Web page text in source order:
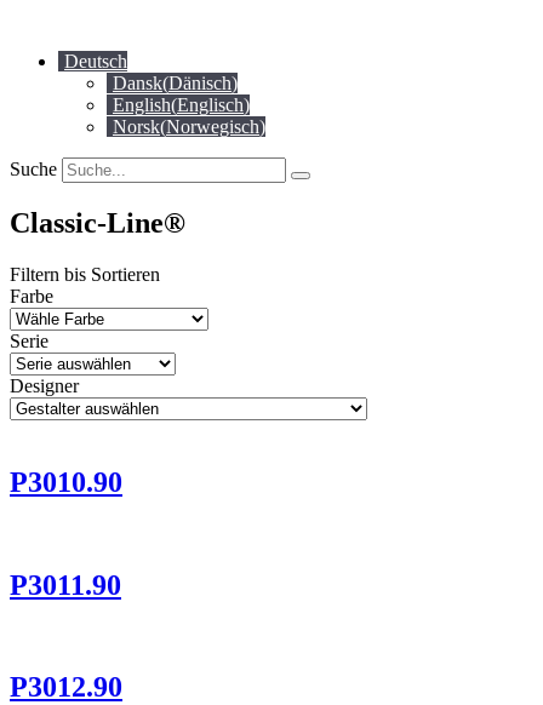
springenDeutsch
Dansk(Dänisch)
English(Englisch)
Norsk(Norwegisch)
Suche
Classic-Line®
Filtern bis Sortieren
Farbe
Serie
Designer
P3010.90
P3011.90
P3012.90